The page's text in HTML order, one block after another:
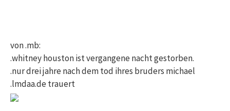
von .mb:
.whitney houston ist vergangene nacht gestorben.
.nur drei jahre nach dem tod ihres bruders michael
.lmdaa.de trauert